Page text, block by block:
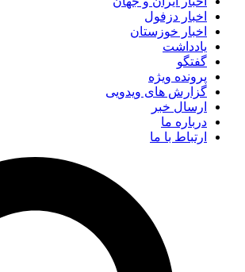
اخبار دزفول
اخبار خوزستان
یادداشت
گفتگو
پرونده ویژه
گزارش های ویدویی
ارسال خبر
درباره ما
ارتباط با ما